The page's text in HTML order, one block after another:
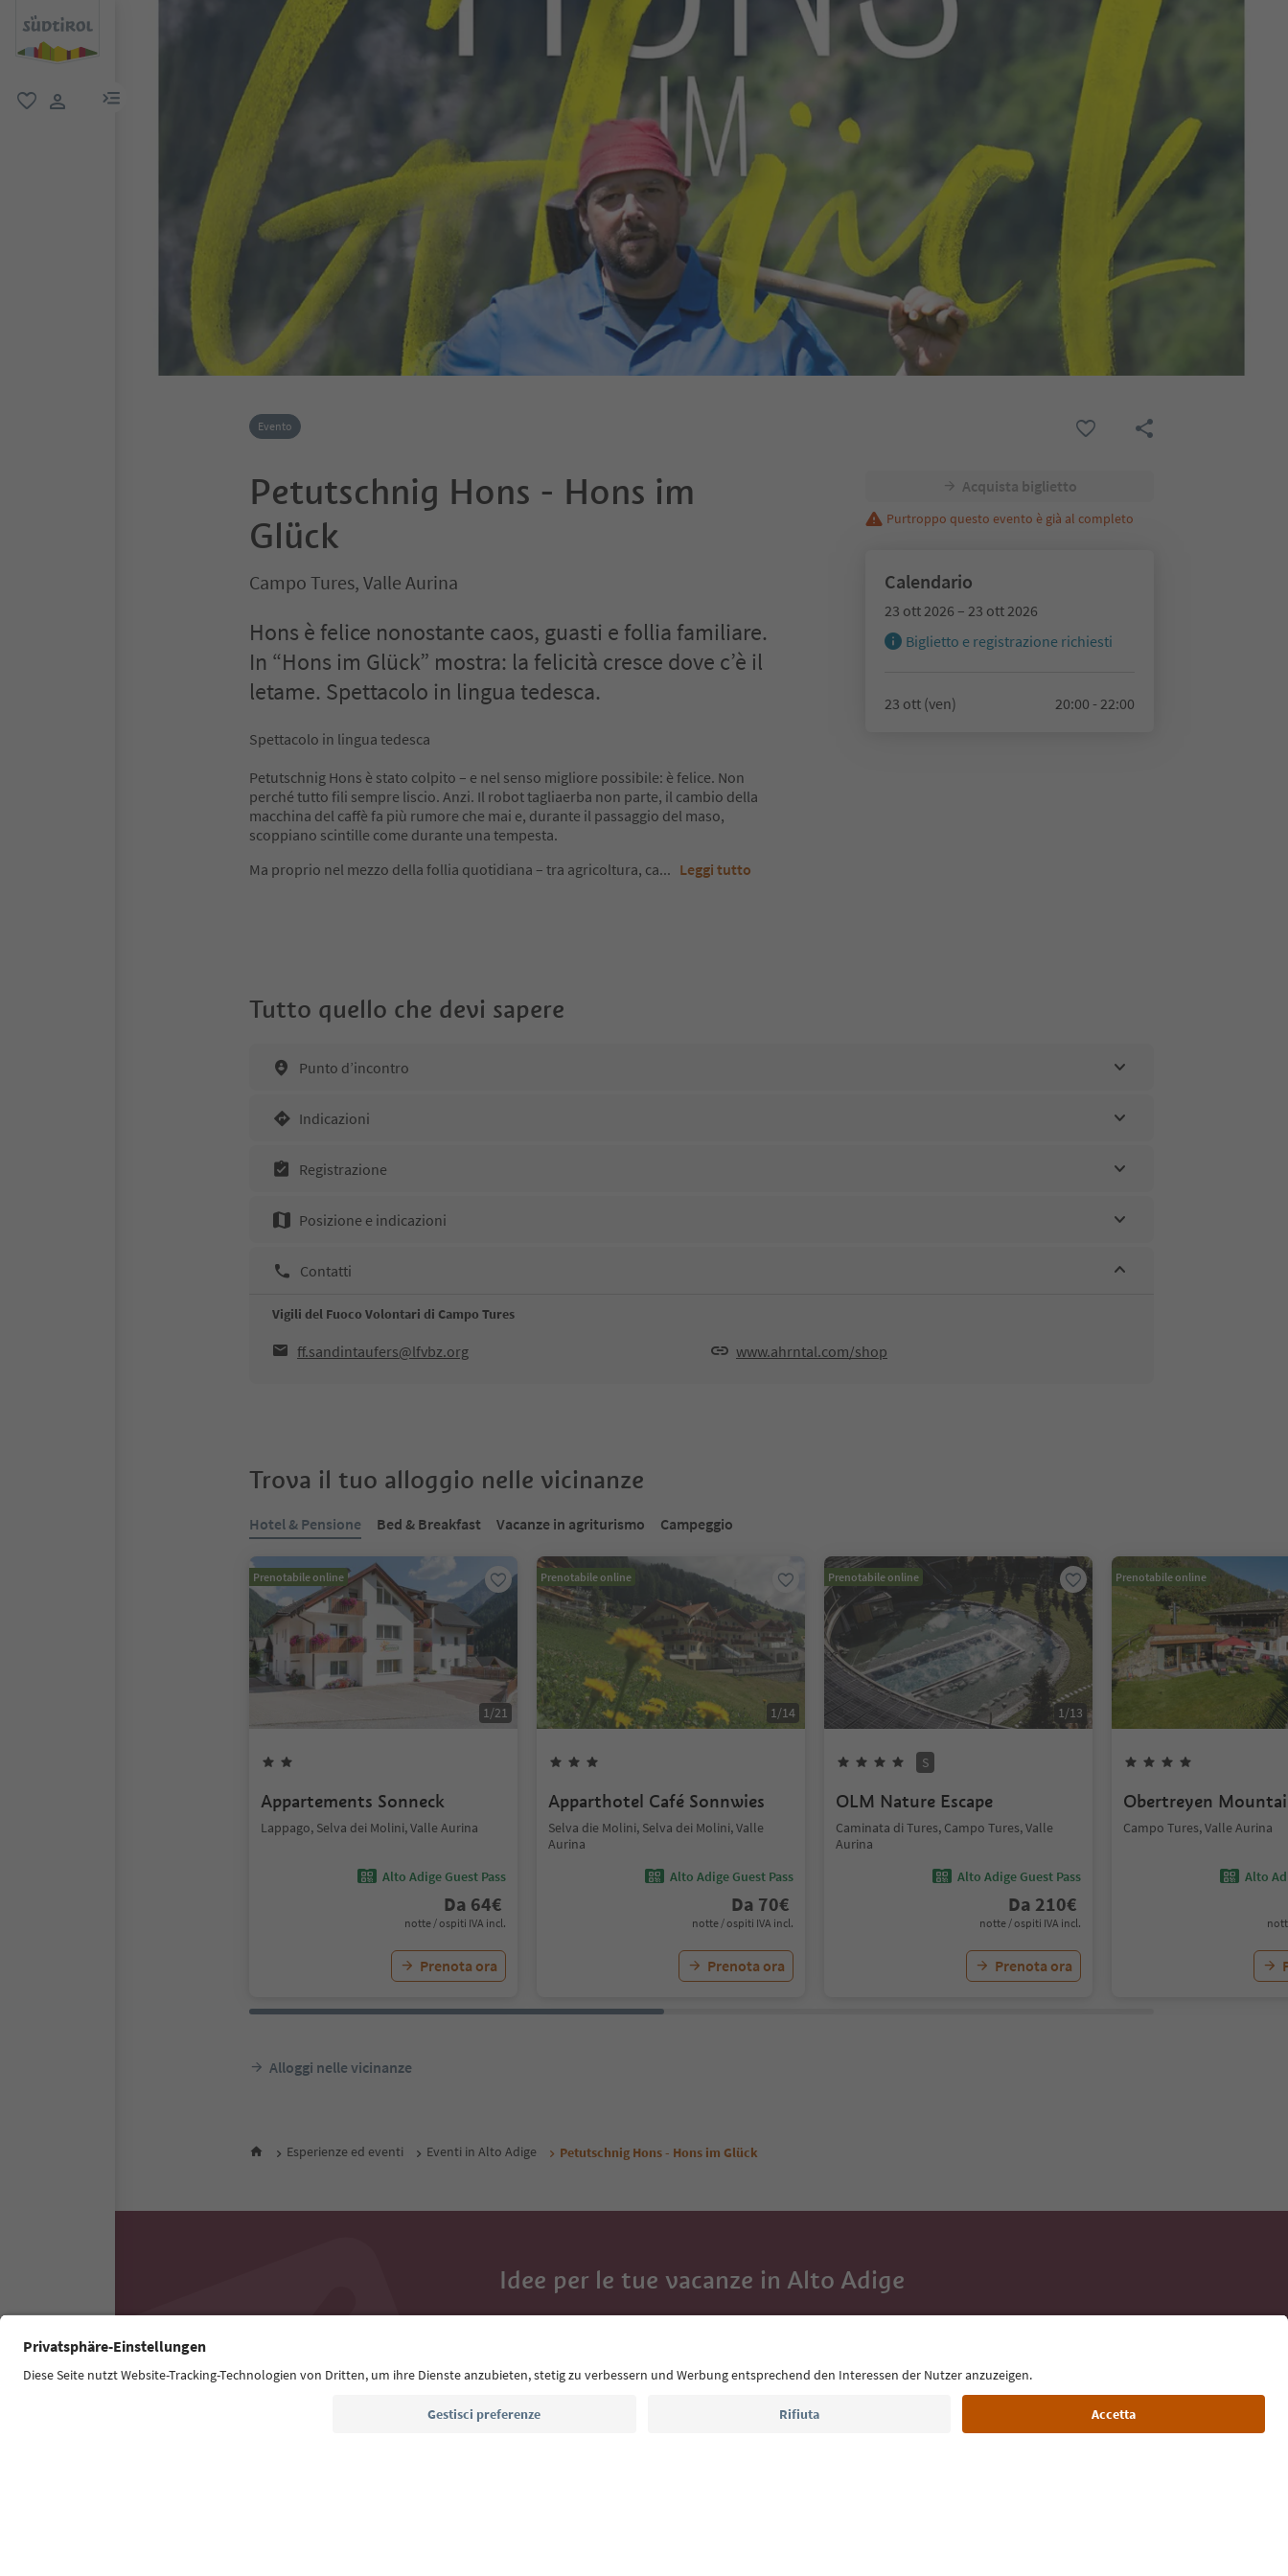
menu link
Evento
Petutschnig Hons - Hons im
Glück
Campo Tures, Valle Aurina
Hons è felice nonostante caos, guasti e follia familiare.
In “Hons im Glück” mostra: la felicità cresce dove c’è il
letame. Spettacolo in lingua tedesca.
Spettacolo in lingua tedesca
Petutschnig Hons è stato colpito – e nel senso migliore possibile: è felice. Non
perché tutto fili sempre liscio. Anzi. Il robot tagliaerba non parte, il cambio della
macchina del caffè fa più rumore che mai e, durante il passaggio del maso,
scoppiano scintille come durante una tempesta.
Ma proprio nel mezzo della follia quotidiana – tra agricoltura, ca... Leggi tutto
Acquista biglietto
Purtroppo questo evento è già al completo
Calendario
23 ott 2026 – 23 ott 2026
Biglietto e registrazione richiesti
23 ott (ven) 20:00 - 22:00
Tutto quello che devi sapere
Punto d’incontro
Indicazioni
Registrazione
Posizione e indicazioni
Contatti
Vigili del Fuoco Volontari di Campo Tures
ff.sandintaufers@lfvbz.org www.ahrntal.com/shop
Trova il tuo alloggio nelle vicinanze
Hotel & Pensione Bed & Breakfast Vacanze in agriturismo Campeggio
Prenotabile online
1/21
Appartements Sonneck
Lappago, Selva dei Molini, Valle Aurina
Alto Adige Guest Pass
Da 64€
notte / ospiti IVA incl.
Prenota ora
Prenotabile online
1/14
Apparthotel Café Sonnwies
Selva die Molini, Selva dei Molini, Valle
Aurina
Alto Adige Guest Pass
Da 70€
notte / ospiti IVA incl.
Prenota ora
Prenotabile online
1/13
S
OLM Nature Escape
Caminata di Tures, Campo Tures, Valle
Aurina
Alto Adige Guest Pass
Da 210€
notte / ospiti IVA incl.
Prenota ora
Prenotabile online
Obertreyen
Campo Tures, Valle Aurina
Alto
Alloggi nelle vicinanze
Esperienze ed eventi Eventi in Alto Adige Petutschnig Hons - Hons im Glück
Idee per le tue vacanze in Alto Adige
Con la newsletter dell’Alto Adige ricevi consigli per le tue vacanze,
Indirizzo e-mail*